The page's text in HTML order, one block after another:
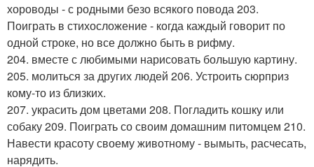
хороводы - с родными безо всякого повода 203.
Поиграть в стихосложение - когда каждый говорит по
одной строке, но все должно быть в рифму.
204. вместе с любимыми нарисовать большую картину.
205. молиться за других людей 206. Устроить сюрприз
кому-то из близких.
207. украсить дом цветами 208. Погладить кошку или
собаку 209. Поиграть со своим домашним питомцем 210.
Навести красоту своему животному - вымыть, расчесать,
нарядить.